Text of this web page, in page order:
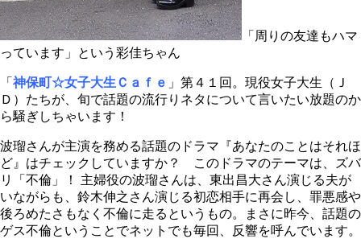
「周りの友達もハマ
っています」という彩佳ちゃん
「 神保町☆女子大生Ｃａｆｅ 」第４１回。現役女子大生（Ｊ
Ｄ）たちが、旬で話題の流行りネタについて言いたい放題のか
ら騒ぎしちゃいます！
波瑠さんが主演を務める話題のドラマ『あなたのことはそれほ
ど』はチェックしていますか？ このドラマのテーマは、ズバ
リ「不倫」！ 主婦役の波瑠さんは、東出昌大さん演じる夫が
いながらも、鈴木伸之さん演じる初恋相手に再会し、罪悪感や
後ろめたさもなく不倫に走るというもの。まさに昨今、話題の
ゲス不倫ということでネットでも毎回、反響を呼んでいます。